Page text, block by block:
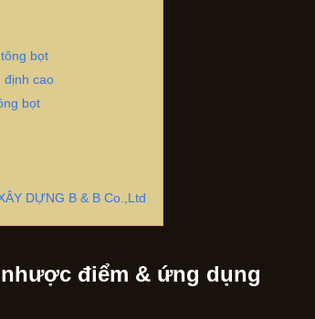
bọt
định cao
bọt
DỰNG B & B Co.,Ltd
điểm & ứng dụng